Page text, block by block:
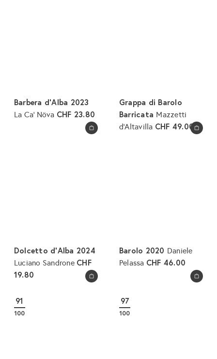
In den Warenkorb legen
Barbera d'Alba 2023
La Ca' Növa CHF 23.80
In den Warenkorb legen
Grappa di Barolo
Barricata Mazzetti
d'Altavilla CHF 49.00
In den Warenkorb legen
Dolcetto d'Alba 2024
Luciano Sandrone CHF
19.80
In den Warenkorb legen
Barolo 2020 Daniele
Pelassa CHF 46.00
91
100
97
100